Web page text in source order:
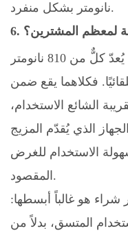
نانومتر بشكل منفرد.
لمعظم المشترين؟
بالنسبة لمعظم المستخدمين، لا يُعدّ كلٌّ من 810 نانومتر
تلقائيًا. فكلاهما يقع ضمن
الشائع الاستخدام،
الذي يُقدّم المزيج
الاستخدام للغرض
المقصود.
هو غالباً أبسطها:
المتسق، بدلاً من